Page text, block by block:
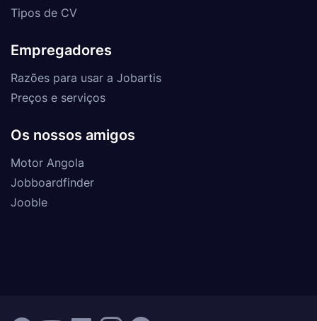
Tipos de CV
Empregadores
Razões para usar a Jobartis
Preços e serviços
Os nossos amigos
Motor Angola
Jobboardfinder
Jooble